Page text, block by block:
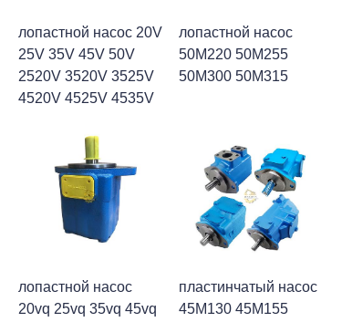
лопастной насос 20V
25V 35V 45V 50V
2520V 3520V 3525V
4520V 4525V 4535V
лопастной насос
50M220 50M255
50M300 50M315
лопастной насос
20vq 25vq 35vq 45vq
пластинчатый насос
45M130 45M155